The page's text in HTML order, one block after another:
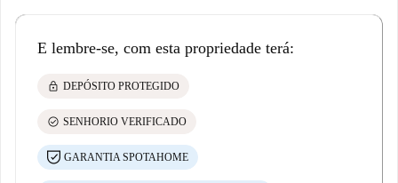
E lembre-se, com esta propriedade terá:
lock DEPÓSITO PROTEGIDO
check_circle SENHORIO VERIFICADO
GARANTIA SPOTAHOME